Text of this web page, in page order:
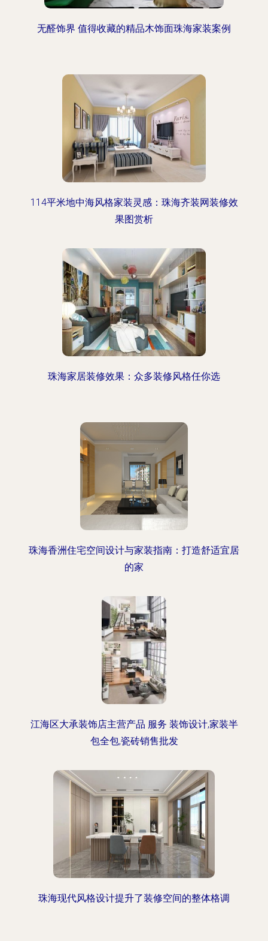
无醛饰界 值得收藏的精品木饰面珠海家装案例
114平米地中海风格家装灵感：珠海齐装网装修效
果图赏析
珠海家居装修效果：众多装修风格任你选
珠海香洲住宅空间设计与家装指南：打造舒适宜居
的家
江海区大承装饰店主营产品 服务 装饰设计,家装半
包全包,瓷砖销售批发
珠海现代风格设计提升了装修空间的整体格调